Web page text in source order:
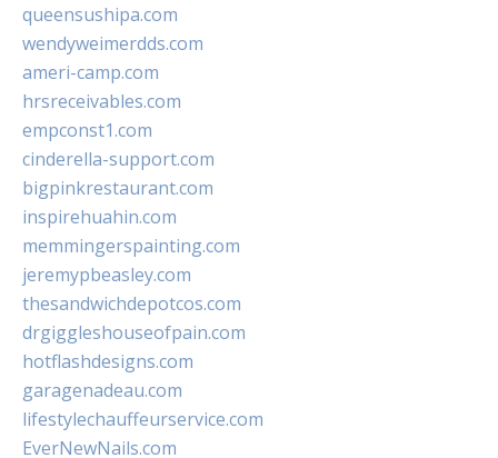
queensushipa.com
wendyweimerdds.com
ameri-camp.com
hrsreceivables.com
empconst1.com
cinderella-support.com
bigpinkrestaurant.com
inspirehuahin.com
memmingerspainting.com
jeremypbeasley.com
thesandwichdepotcos.com
drgiggleshouseofpain.com
hotflashdesigns.com
garagenadeau.com
lifestylechauffeurservice.com
EverNewNails.com